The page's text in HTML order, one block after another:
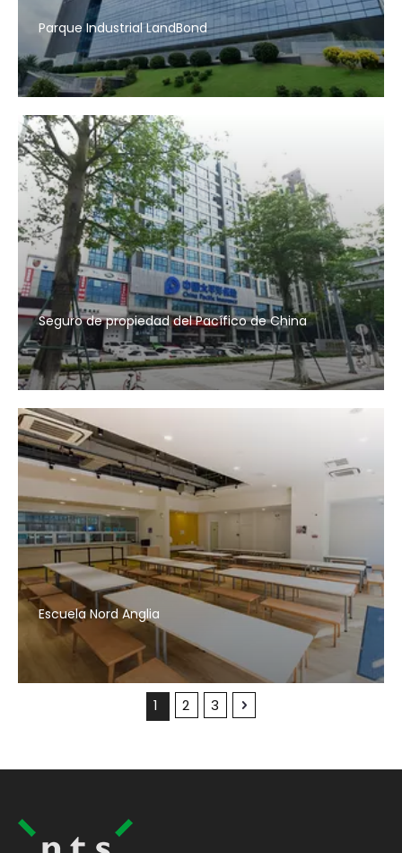
Parque Industrial LandBond
Seguro de propiedad del Pacífico de China
Escuela Nord Anglia
1 2 3